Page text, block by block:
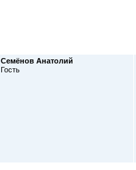
Семёнов Анатолий
Гость